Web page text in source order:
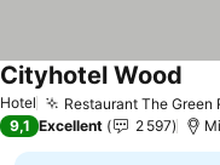
Hotel Restaurant The Green
Cityhotel Wood
9,1 Excellent 2 597